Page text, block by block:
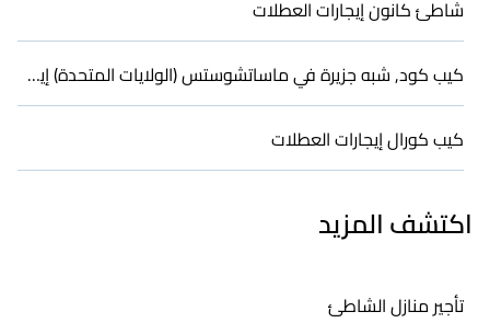
شاطئ كانون إيجارات العطلات
كيب كود, شبه جزيرة في ماساتشوستس (الولايات المتحدة) إيجارات العطلات
كيب كورال إيجارات العطلات
اكتشف المزيد
تأجير منازل الشاطئ